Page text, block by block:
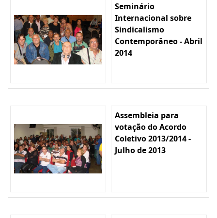
Seminário
Internacional sobre
Sindicalismo
Contemporâneo - Abril
2014
Assembleia para
votação do Acordo
Coletivo 2013/2014 -
Julho de 2013